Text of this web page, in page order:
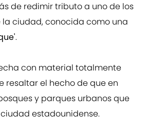
de redimir tributo a uno de los
la ciudad, conocida como una
.
con material totalmente
resaltar el hecho de que en
y parques urbanos que
estadounidense.